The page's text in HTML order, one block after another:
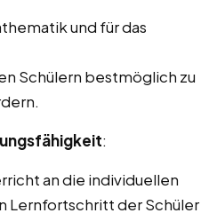
und für das
Schülern bestmöglich zu
:
an die individuellen
Lernfortschritt der Schüler